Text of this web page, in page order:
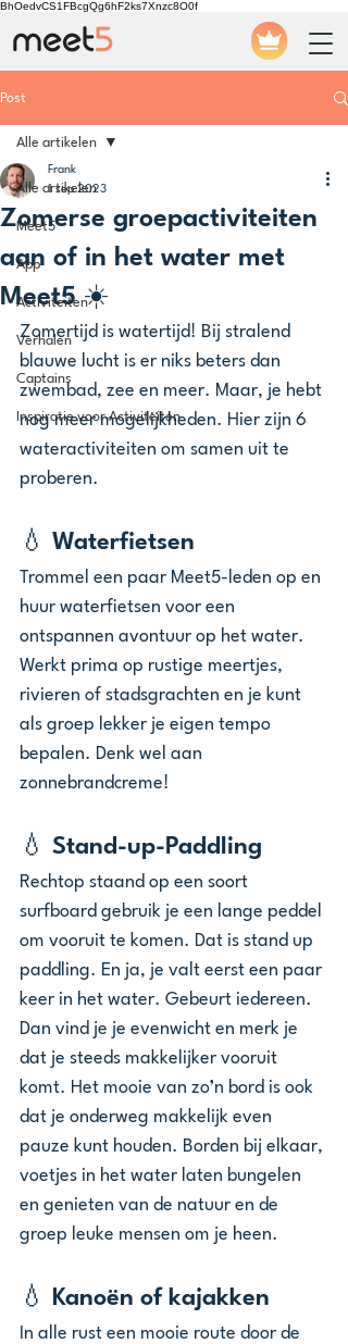
BhOedvCS1FBcgQg6hF2ks7Xnzc8O0f
Post
Alle artikelen
Meet5
App
Activiteiten
Verhalen
Captains
Inspiratie voor Activiteiten
Alle artikelen
Zomerse groepactiviteiten
aan of in het water met
Meet5 ☀️
Frank
1 sep 2023
Zomertijd is watertijd! Bij stralend
blauwe lucht is er niks beters dan
zwembad, zee en meer. Maar, je hebt
nog meer mogelijkheden. Hier zijn 6
wateractiviteiten om samen uit te
proberen.
💧 Waterfietsen
Trommel een paar Meet5-leden op en
huur waterfietsen voor een
ontspannen avontuur op het water.
Werkt prima op rustige meertjes,
rivieren of stadsgrachten en je kunt
als groep lekker je eigen tempo
bepalen. Denk wel aan
zonnebrandcreme!
💧 Stand-up-Paddling
Rechtop staand op een soort
surfboard gebruik je een lange peddel
om vooruit te komen. Dat is stand up
paddling. En ja, je valt eerst een paar
keer in het water. Gebeurt iedereen.
Dan vind je je evenwicht en merk je
dat je steeds makkelijker vooruit
komt. Het mooie van zo’n bord is ook
dat je onderweg makkelijk even
pauze kunt houden. Borden bij elkaar,
voetjes in het water laten bungelen
en genieten van de natuur en de
groep leuke mensen om je heen.
💧 Kanoën of kajakken
In alle rust een mooie route door de